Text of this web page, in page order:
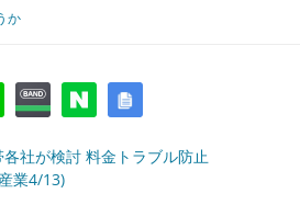
か
社が検討 料金トラブル防止
業4/13)